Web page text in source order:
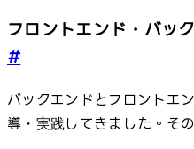
フロントエンド・バッ
#
バックエンドとフロントエ
導・実践してきました。そ